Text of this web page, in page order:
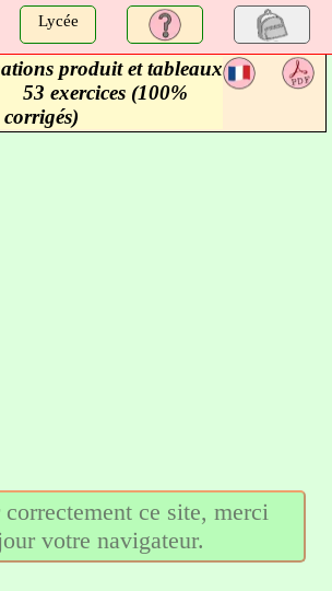
ce site, merci
votre navigateur.
Lycée
produit et tableaux
53 exercices (100%
corrigés)
a